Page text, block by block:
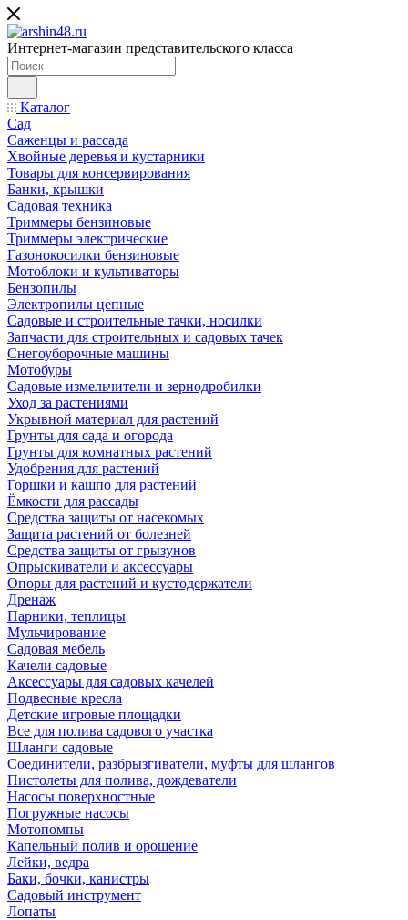
Интернет-магазин представительского класса
Каталог
Сад
Саженцы и рассада
Хвойные деревья и кустарники
Товары для консервирования
Банки, крышки
Садовая техника
Триммеры бензиновые
Триммеры электрические
Газонокосилки бензиновые
Мотоблоки и культиваторы
Бензопилы
Электропилы цепные
Садовые и строительные тачки, носилки
Запчасти для строительных и садовых тачек
Снегоуборочные машины
Мотобуры
Садовые измельчители и зернодробилки
Уход за растениями
Укрывной материал для растений
Грунты для сада и огорода
Грунты для комнатных растений
Удобрения для растений
Горшки и кашпо для растений
Ёмкости для рассады
Средства защиты от насекомых
Защита растений от болезней
Средства защиты от грызунов
Опрыскиватели и аксессуары
Опоры для растений и кустодержатели
Дренаж
Парники, теплицы
Мульчирование
Садовая мебель
Качели садовые
Аксессуары для садовых качелей
Подвесные кресла
Детские игровые площадки
Все для полива садового участка
Шланги садовые
Соединители, разбрызгиватели, муфты для шлангов
Пистолеты для полива, дождеватели
Насосы поверхностные
Погружные насосы
Мотопомпы
Капельный полив и орошение
Лейки, ведра
Баки, бочки, канистры
Садовый инструмент
Лопаты